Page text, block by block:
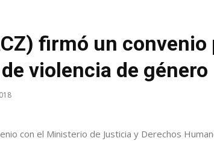
firmó un convenio
violencia de género
con el Ministerio de Justicia y Derechos